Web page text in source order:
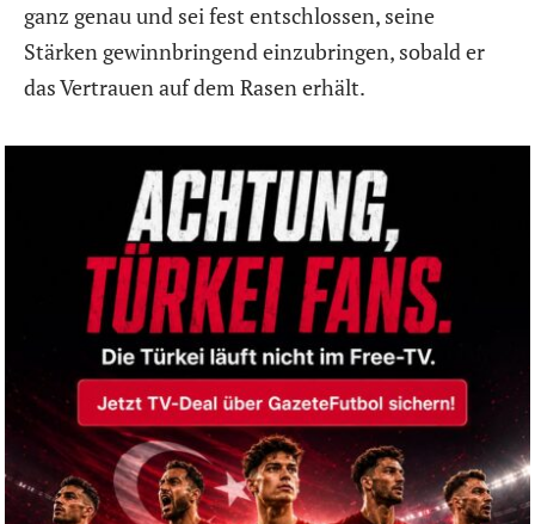
ganz genau und sei fest entschlossen, seine
Stärken gewinnbringend einzubringen, sobald er
das Vertrauen auf dem Rasen erhält.